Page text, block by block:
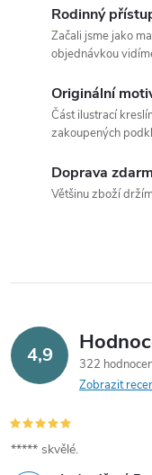
p
v
k
y
v
Rodinný
Začali jsme jako
objednávkou
Originální
Část ilustrací
zakoupených
Doprava
Většinu zboží
4,9
322
Zobrazit
***** skvělé.